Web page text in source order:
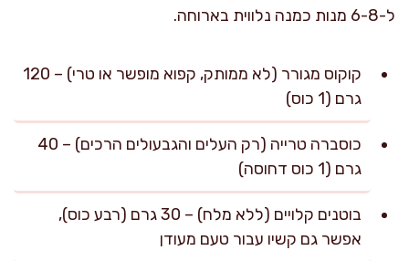
ל-6-8 מנות כמנה נלווית בארוחה.
קוקוס מגורר (לא ממותק, קפוא מופשר או טרי) – 120
גרם (1 כוס)
כוסברה טרייה (רק העלים והגבעולים הרכים) – 40
גרם (1 כוס דחוסה)
בוטנים קלויים (ללא מלח) – 30 גרם (רבע כוס),
אפשר גם קשיו עבור טעם מעודן